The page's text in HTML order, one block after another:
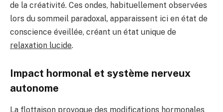
de la créativité. Ces ondes, habituellement observées
lors du sommeil paradoxal, apparaissent ici en état de
conscience éveillée, créant un état unique de
relaxation lucide.
Impact hormonal et système nerveux
autonome
La flottaison provoque des modifications hormonales